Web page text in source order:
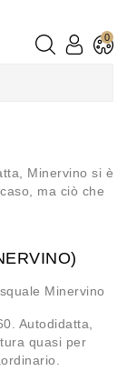
0
Minervino si è
ma ciò che
Minervino
Autodidatta,
quasi per